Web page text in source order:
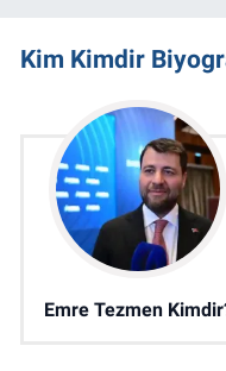
Kim Kimdir
Emre Tezmen